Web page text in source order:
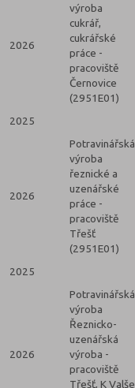
2026
výroba
cukrář,
cukrářské
práce -
pracoviště
Černovice
(2951E01)
2025
2026
Potravinářská
výroba
řeznické a
uzenářské
práce -
pracoviště
Třešť
(2951E01)
2025
2026
Potravinářská
výroba
Řeznicko-
uzenářská
výroba -
pracoviště
Třešť, K Valše